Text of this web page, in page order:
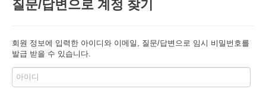
질문/답변으로 계정 찾기
회원 정보에 입력한 아이디와 이메일, 질문/답변으로 임시 비밀번호를
발급 받을 수 있습니다.